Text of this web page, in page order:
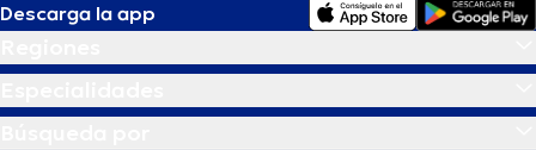
Descarga la app